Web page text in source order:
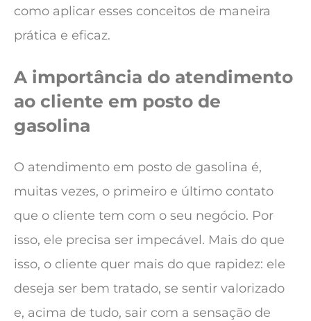
como aplicar esses conceitos de maneira
prática e eficaz.
A importância do atendimento
ao cliente em posto de
gasolina
O atendimento em posto de gasolina é,
muitas vezes, o primeiro e último contato
que o cliente tem com o seu negócio. Por
isso, ele precisa ser impecável. Mais do que
isso, o cliente quer mais do que rapidez: ele
deseja ser bem tratado, se sentir valorizado
e, acima de tudo, sair com a sensação de